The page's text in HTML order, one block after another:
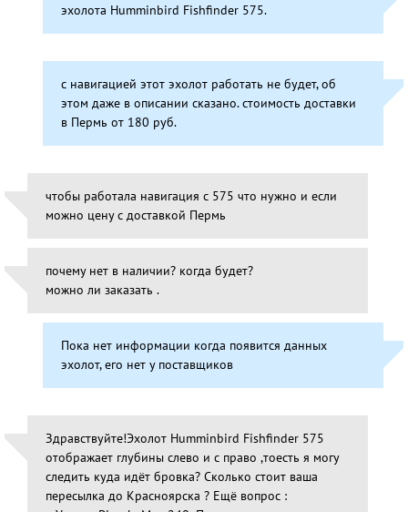
эхолота Humminbird Fishfinder 575.
с навигацией этот эхолот работать не будет, об
этом даже в описании сказано. стоимость доставки
в Пермь от 180 руб.
чтобы работала навигация с 575 что нужно и если
можно цену с доставкой Пермь
почему нет в наличии? когда будет?
можно ли заказать .
Пока нет информации когда появится данных
эхолот, его нет у поставщиков
Здравствуйте!Эхолот Humminbird Fishfinder 575
отображает глубины слево и с право ,тоесть я могу
следить куда идёт бровка? Сколько стоит ваша
пересылка до Красноярска ? Ещё вопрос :